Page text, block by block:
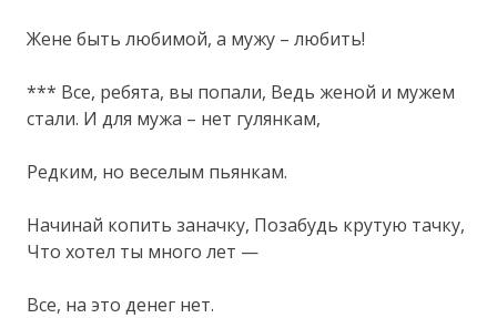
Жене быть любимой, а мужу – любить!
*** Все, ребята, вы попали, Ведь женой и мужем
стали. И для мужа – нет гулянкам,
Редким, но веселым пьянкам.
Начинай копить заначку, Позабудь крутую тачку,
Что хотел ты много лет —
Все, на это денег нет.